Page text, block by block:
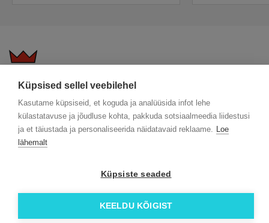
Küpsised sellel veebilehel
Kasutame küpsiseid, et koguda ja analüüsida infot lehe
külastatavuse ja jõudluse kohta, pakkuda sotsiaalmeedia liidestusi
ja et täiustada ja personaliseerida näidatavaid reklaame. Loe
lähemalt
Küpsiste seaded
KEELDU KÕIGIST
Trükitehnikad
Meist lähemalt
ÖKO reklaamkingitused
Meeskond
Kontakt
Facebook
© 2026 Roi OÜ | Kõik õigused on kaitstud.